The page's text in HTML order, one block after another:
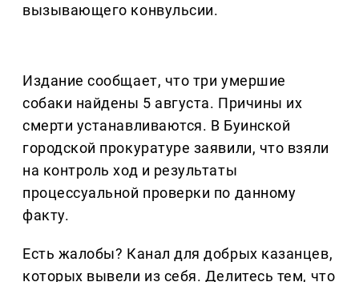
вызывающего конвульсии.
Издание сообщает, что три умершие
собаки найдены 5 августа. Причины их
смерти устанавливаются. В Буинской
городской прокуратуре заявили, что взяли
на контроль ход и результаты
процессуальной проверки по данному
факту.
Есть жалобы? Канал для добрых казанцев,
которых вывели из себя. Делитеcь тем, что